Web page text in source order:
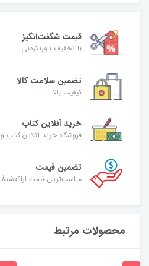
قیمت شگفت‌انگیز
با تخفیف باورنکردنی
تضمین سلامت کالا
کیفیت بالا
خرید آنلاین کتاب
فروشگاه خرید آنلاین کتاب
تضمین قیمت
مناسب‌ترین قیمت
محصولات مرتبط